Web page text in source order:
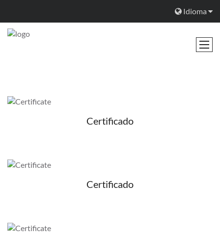
Idioma
Certificado
Certificado